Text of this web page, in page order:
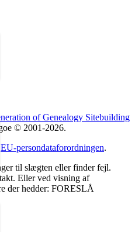
of Genealogy Sitebuilding
© 2001-2026.
EU-persondataforordningen.
til slægten eller finder fejl.
Eller ved visning af
der hedder: FORESLÅ